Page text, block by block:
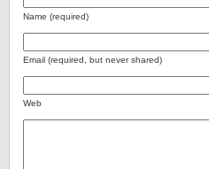
Name (required)
Email (required, but never shared)
Web